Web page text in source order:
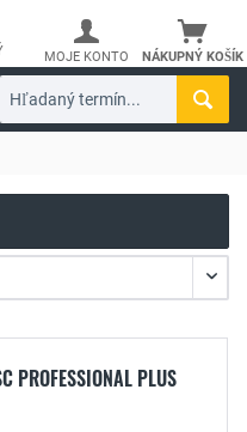
NÁKUPNÝ KOŠÍK
MOJE KONTO
PROFESSIONAL PLUS